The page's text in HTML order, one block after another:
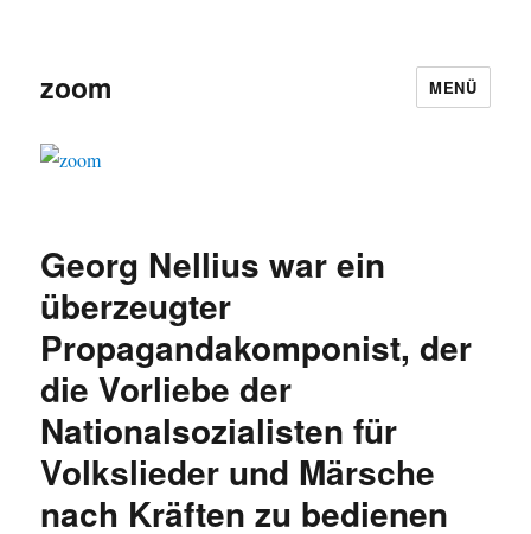
zoom MENÜ
Georg Nellius war ein
überzeugter
Propagandakomponist, der
die Vorliebe der
Nationalsozialisten für
Volkslieder und Märsche
nach Kräften zu bedienen